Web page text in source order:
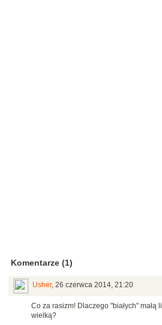
Komentarze (1)
Usher, 26 czerwca 2014, 21:20
Co za rasizm! Dlaczego "białych" małą
wielką?